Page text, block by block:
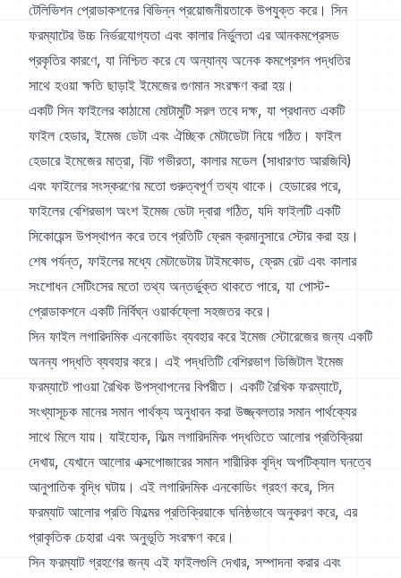
টেলিভিশন প্রোডাকশনের বিভিন্ন প্রয়োজনীয়তাকে উপযুক্ত করে। সিন
ফরম্যাটের উচ্চ নির্ভরযোগ্যতা এবং কালার নির্ভুলতা এর আনকমপ্রেসড
প্রকৃতির কারণে, যা নিশ্চিত করে যে অন্যান্য অনেক কমপ্রেশন পদ্ধতির
সাথে হওয়া ক্ষতি ছাড়াই ইমেজের গুণমান সংরক্ষণ করা হয়।
একটি সিন ফাইলের কাঠামো মোটামুটি সরল তবে দক্ষ, যা প্রধানত একটি
ফাইল হেডার, ইমেজ ডেটা এবং ঐচ্ছিক মেটাডেটা নিয়ে গঠিত। ফাইল
হেডারে ইমেজের মাত্রা, বিট গভীরতা, কালার মডেল (সাধারণত আরজিবি)
এবং ফাইলের সংস্করণের মতো গুরুত্বপূর্ণ তথ্য থাকে। হেডারের পরে,
ফাইলের বেশিরভাগ অংশ ইমেজ ডেটা দ্বারা গঠিত, যদি ফাইলটি একটি
সিকোয়েন্স উপস্থাপন করে তবে প্রতিটি ফ্রেম ক্রমানুসারে স্টোর করা হয়।
শেষ পর্যন্ত, ফাইলের মধ্যে মেটাডেটায় টাইমকোড, ফ্রেম রেট এবং কালার
সংশোধন সেটিংসের মতো তথ্য অন্তর্ভুক্ত থাকতে পারে, যা পোস্ট-
প্রোডাকশনে একটি নির্বিঘ্ন ওয়ার্কফ্লো সহজতর করে।
সিন ফাইল লগারিদমিক এনকোডিং ব্যবহার করে ইমেজ স্টোরেজের জন্য একটি
অনন্য পদ্ধতি ব্যবহার করে। এই পদ্ধতিটি বেশিরভাগ ডিজিটাল ইমেজ
ফরম্যাটে পাওয়া রৈখিক উপস্থাপনের বিপরীত। একটি রৈখিক ফরম্যাটে,
সংখ্যাসূচক মানের সমান পার্থক্য অনুধাবন করা উজ্জ্বলতার সমান পার্থক্যের
সাথে মিলে যায়। যাইহোক, ফিল্ম লগারিদমিক পদ্ধতিতে আলোর প্রতিক্রিয়া
দেখায়, যেখানে আলোর এক্সপোজারের সমান শারীরিক বৃদ্ধি অপটিক্যাল ঘনত্বে
আনুপাতিক বৃদ্ধি ঘটায়। এই লগারিদমিক এনকোডিং গ্রহণ করে, সিন
ফরম্যাট আলোর প্রতি ফিল্মের প্রতিক্রিয়াকে ঘনিষ্ঠভাবে অনুকরণ করে, এর
প্রাকৃতিক চেহারা এবং অনুভূতি সংরক্ষণ করে।
সিন ফরম্যাট গ্রহণের জন্য এই ফাইলগুলি দেখার, সম্পাদনা করার এবং